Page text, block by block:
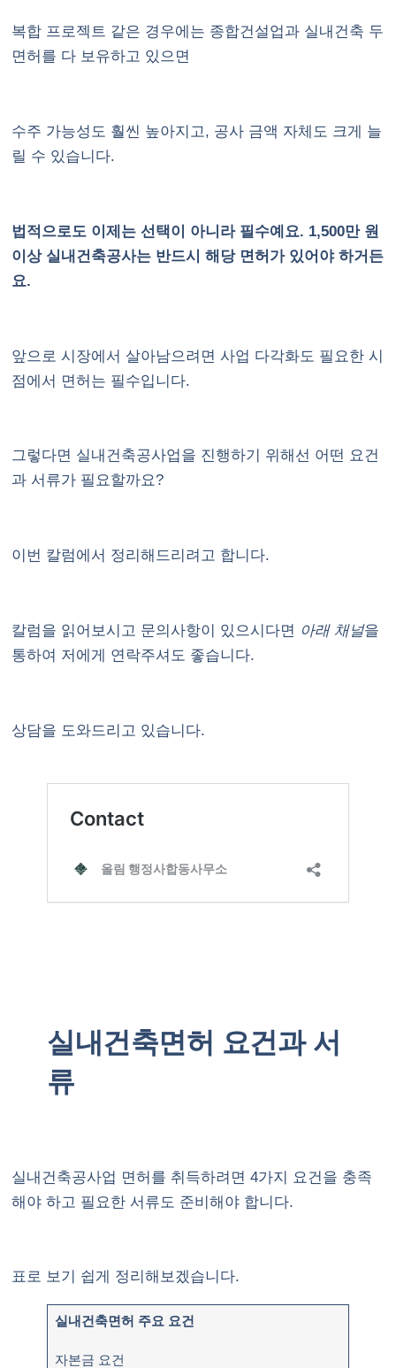
복합 프로젝트 같은 경우에는 종합건설업과 실내건축 두
면허를 다 보유하고 있으면
수주 가능성도 훨씬 높아지고, 공사 금액 자체도 크게 늘
릴 수 있습니다.
법적으로도 이제는 선택이 아니라 필수예요. 1,500만 원
이상 실내건축공사는 반드시 해당 면허가 있어야 하거든
요.
앞으로 시장에서 살아남으려면 사업 다각화도 필요한 시
점에서 면허는 필수입니다.
그렇다면 실내건축공사업을 진행하기 위해선 어떤 요건
과 서류가 필요할까요?
이번 칼럼에서 정리해드리려고 합니다.
칼럼을 읽어보시고 문의사항이 있으시다면 아래 채널을
통하여 저에게 연락주셔도 좋습니다.
상담을 도와드리고 있습니다.
실내건축면허 요건과 서
류
실내건축공사업 면허를 취득하려면 4가지 요건을 충족
해야 하고 필요한 서류도 준비해야 합니다.
표로 보기 쉽게 정리해보겠습니다.
실내건축면허 주요 요건
자본금 요건